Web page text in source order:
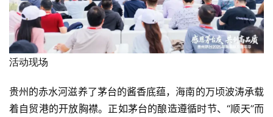
活动现场
贵州的赤水河滋养了茅台的酱香底蕴，海南的万顷波涛承载
着自贸港的开放胸襟。正如茅台的酿造遵循时节、“顺天”而